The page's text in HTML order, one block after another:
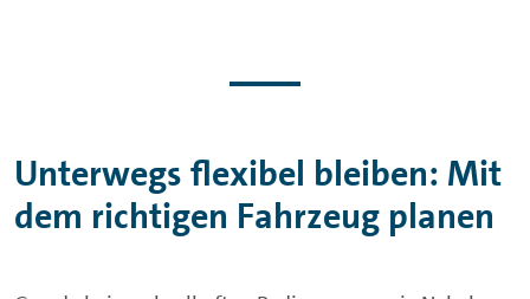
Unterwegs flexibel bleiben: Mit
dem richtigen Fahrzeug planen